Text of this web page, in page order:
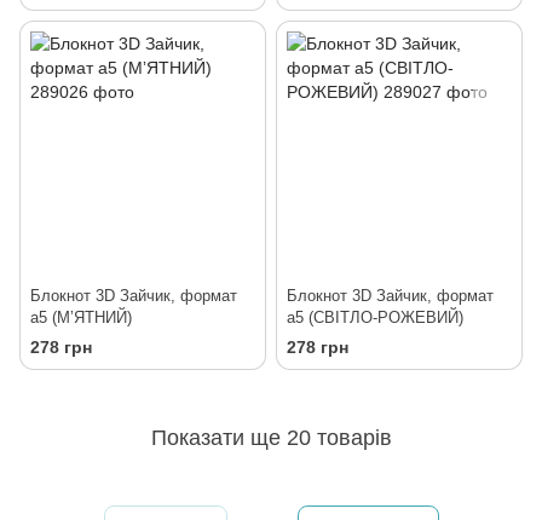
Блокнот 3D Зайчик, формат
а5 (МʼЯТНИЙ)
278 грн
Блокнот 3D Зайчик, формат
а5 (СВІТЛО-РОЖЕВИЙ)
278 грн
Показати ще 20 товарів